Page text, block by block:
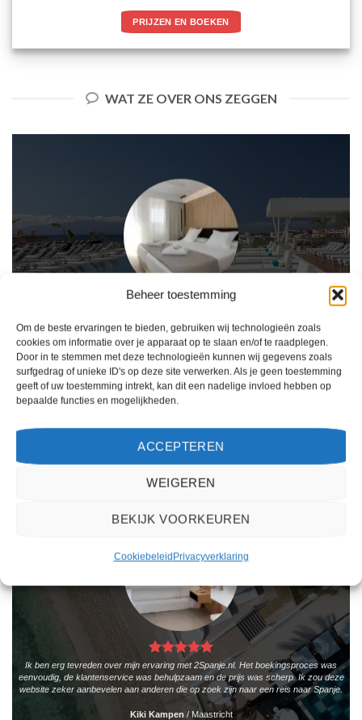
Beheer toestemming
Om de beste ervaringen te bieden, gebruiken wij technologieën zoals
cookies om informatie over je apparaat op te slaan en/of te raadplegen.
Door in te stemmen met deze technologieën kunnen wij gegevens zoals
surfgedrag of unieke ID's op deze site verwerken. Als je geen toestemming
geeft of uw toestemming intrekt, kan dit een nadelige invloed hebben op
bepaalde functies en mogelijkheden.
ACCEPTEREN
WEIGEREN
BEKIJK VOORKEUREN
CookiebeleidPrivacyverklaring
PRIJZEN EN BOEKEN
WAT ZE OVER ONS ZEGGEN
Het boeken van een reis via 2Spanje.nl was eenvoudig en duidelijk. De website is
gebruiksvriendelijk en biedt een breed scala aan filters om je te helpen de perfecte
vakantie te vinden. De zoekresultaten zijn overzichtelijk en tonen alle belangrijke
informatie, zoals de prijs, sterren en de locatie.
Teun Bakker /Laren
Ik ben erg tevreden over mijn ervaring met 2Spanje.nl. Het boekingsproces was
eenvoudig, de klantenservice was behulpzaam en de prijs was scherp. Ik zou deze
website zeker aanbevelen aan anderen die op zoek zijn naar een reis naar Spanje.
Kiki Kampen /Maastricht